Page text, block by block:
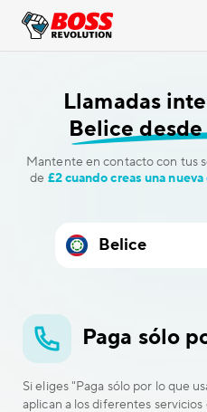
Llamadas
Belice
Mantente en contacto con tus
de £2 cuando creas una
Paga sólo
Si eliges "Paga sólo por lo que
aplican a los diferentes servicios